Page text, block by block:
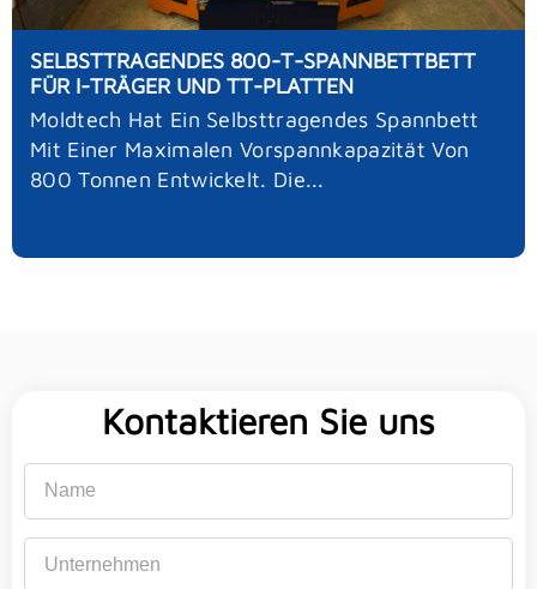
SELBSTTRAGENDES 800-T-SPANNBETTBETT
FÜR I-TRÄGER UND TT-PLATTEN
Moldtech Hat Ein Selbsttragendes Spannbett
Mit Einer Maximalen Vorspannkapazität Von
800 Tonnen Entwickelt. Die...
Kontaktieren Sie uns